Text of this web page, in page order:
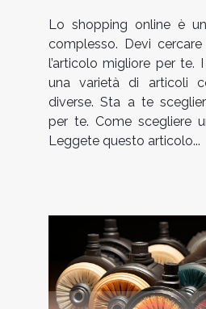
Lo shopping online è
complesso. Devi
l’articolo migliore per te.
una varietà di articoli
diverse. Sta a te
per te. Come scegliere
Leggete questo articolo...